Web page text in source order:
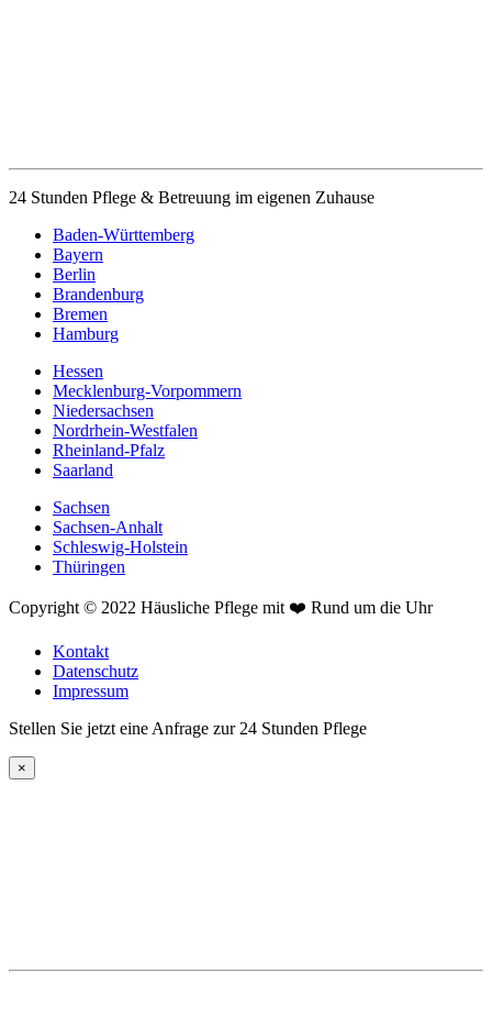
24 Stunden Pflege & Betreuung im eigenen Zuhause
Baden-Württemberg
Bayern
Berlin
Brandenburg
Bremen
Hamburg
Hessen
Mecklenburg-Vorpommern
Niedersachsen
Nordrhein-Westfalen
Rheinland-Pfalz
Saarland
Sachsen
Sachsen-Anhalt
Schleswig-Holstein
Thüringen
Copyright © 2022 Häusliche Pflege mit ❤️ Rund um die Uhr
Kontakt
Datenschutz
Impressum
Stellen Sie jetzt eine Anfrage zur 24 Stunden Pflege
×